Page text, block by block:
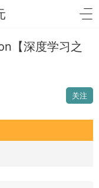
【深度学习之
关注